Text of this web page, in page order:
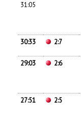
31:05
30:33 2:7
29:03 2:6
27:51 2:5